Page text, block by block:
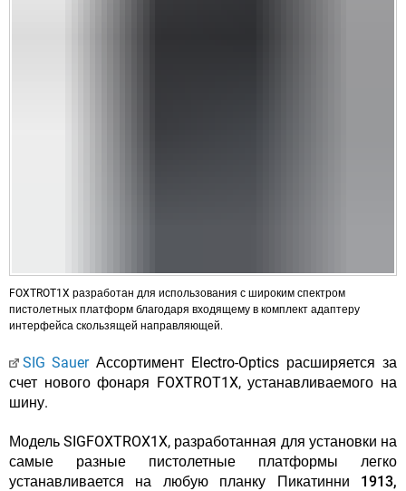
FOXTROT1X разработан для использования с широким спектром
пистолетных платформ благодаря входящему в комплект адаптеру
интерфейса скользящей направляющей.
SIG SauerАссортимент Electro-Optics расширяется за
счет нового фонаря FOXTROT1X, устанавливаемого на
шину.
Модель SIGFOXTROX1X, разработанная для установки на
самые разные пистолетные платформы легко
устанавливается на любую планку Пикатинни 1913,